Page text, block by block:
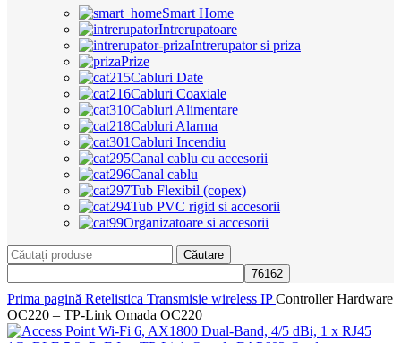
Smart Home
Intrerupatoare
Intrerupator si priza
Prize
Cabluri Date
Cabluri Coaxiale
Cabluri Alimentare
Cabluri Alarma
Cabluri Incendiu
Canal cablu cu accesorii
Canal cablu
Tub Flexibil (copex)
Tub PVC rigid si accesorii
Organizatoare si accesorii
Căutare
Prima pagină Retelistica Transmisie wireless IPController Hardware
OC220 – TP-Link Omada OC220